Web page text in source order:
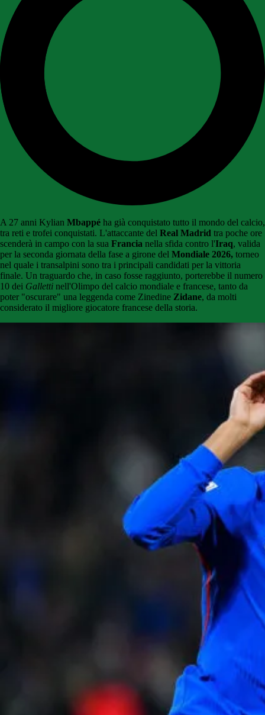
A 27 anni Kylian Mbappé ha già conquistato tutto il mondo del calcio,
tra reti e trofei conquistati. L'attaccante del Real Madrid tra poche ore
scenderà in campo con la sua Francia nella sfida contro l'Iraq, valida
per la seconda giornata della fase a girone del Mondiale 2026, torneo
nel quale i transalpini sono tra i principali candidati per la vittoria
finale. Un traguardo che, in caso fosse raggiunto, porterebbe il numero
10 dei Galletti nell'Olimpo del calcio mondiale e francese, tanto da
poter "oscurare" una leggenda come Zinedine Zidane, da molti
considerato il migliore giocatore francese della storia.